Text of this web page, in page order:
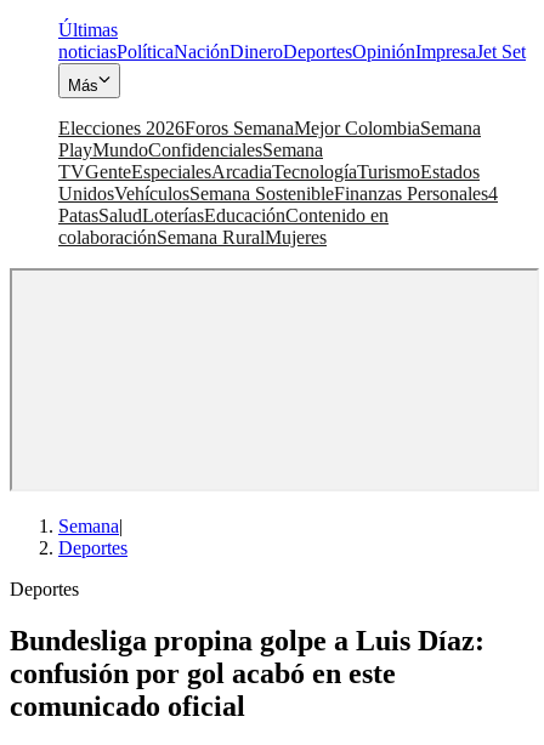
Últimas
noticiasPolíticaNaciónDineroDeportesOpiniónImpresaJet Set
Más
Elecciones 2026Foros SemanaMejor ColombiaSemana
PlayMundoConfidencialesSemana
TVGenteEspecialesArcadiaTecnologíaTurismoEstados
UnidosVehículosSemana SostenibleFinanzas Personales4
PatasSaludLoteríasEducaciónContenido en
colaboraciónSemana RuralMujeres
Semana|
Deportes
Deportes
Bundesliga propina golpe a Luis Díaz:
confusión por gol acabó en este
comunicado oficial